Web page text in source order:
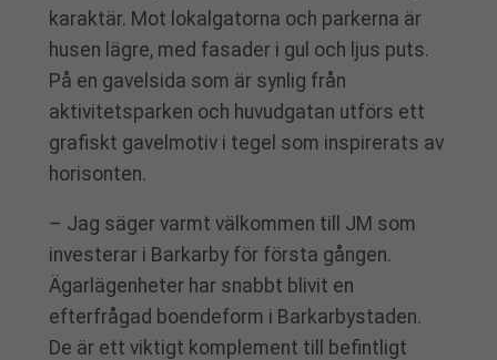
karaktär. Mot lokalgatorna och parkerna är
husen lägre, med fasader i gul och ljus puts.
På en gavelsida som är synlig från
aktivitetsparken och huvudgatan utförs ett
grafiskt gavelmotiv i tegel som inspirerats av
horisonten.
– Jag säger varmt välkommen till JM som
investerar i Barkarby för första gången.
Ägarlägenheter har snabbt blivit en
efterfrågad boendeform i Barkarbystaden.
De är ett viktigt komplement till befintligt